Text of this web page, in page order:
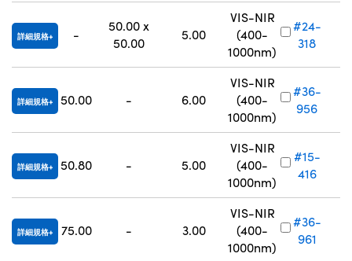
詳細規格 -
50.00 x
50.00
5.00
VIS-NIR
(400-
1000nm)
#24-
318
詳細規格 50.00 - 6.00
VIS-NIR
(400-
1000nm)
#36-
956
詳細規格 50.80 - 5.00
VIS-NIR
(400-
1000nm)
#15-
416
詳細規格 75.00 - 3.00
VIS-NIR
(400-
1000nm)
#36-
961